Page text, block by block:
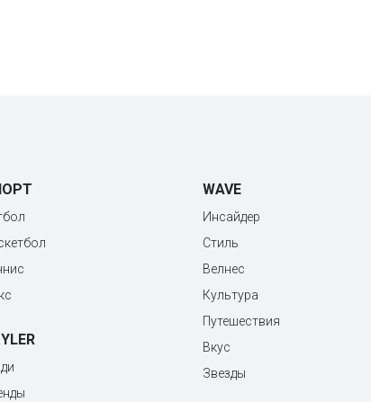
WAVE
Инсайдер
Стиль
Велнес
Культура
Путешествия
Вкус
Звезды